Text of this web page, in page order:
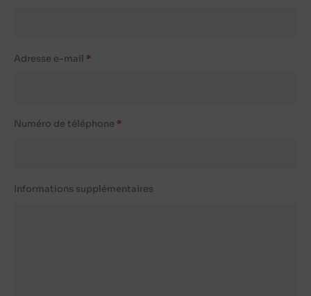
Adresse e-mail
Numéro de téléphone
Informations supplémentaires